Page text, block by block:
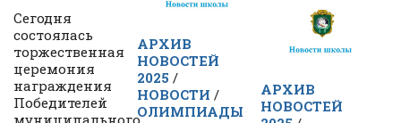
Сегодня
состоялась
торжественная
церемония
награждения
Победителей
муниципального
АРХИВ
НОВОСТЕЙ
2025 /
НОВОСТИ /
ОЛИМПИАДЫ
АРХИВ
НОВОСТЕЙ